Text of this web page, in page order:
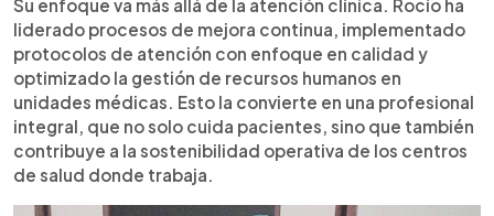
Su enfoque va más allá de la atención clínica. Rocío ha
liderado procesos de mejora continua, implementado
protocolos de atención con enfoque en calidad y
optimizado la gestión de recursos humanos en
unidades médicas. Esto la convierte en una profesional
integral, que no solo cuida pacientes, sino que también
contribuye a la sostenibilidad operativa de los centros
de salud donde trabaja.